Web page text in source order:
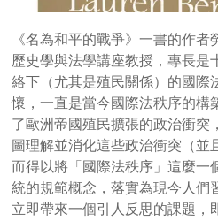
《名為和平的戰爭》一書的作
歷史學與法學講座教授，專長是
絡下（尤其是殖民關係）的國際
懷，一直是當今國際法秩序的構
了歐洲帝國殖民擴張的政治衝突
圖理解並消化這些政治衝突（並
而得以將「國際法秩序」這麼一
統的規範概念，落實為現今人們
立即帶來一個引人反思的課題，